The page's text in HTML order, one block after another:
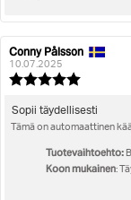
Arvostelun
kirjoittaja:
Conny Pålsson
10.07.2025
5.0
5:sta
Arvostelun
teksti:
Sopii täydellisesti
Tämä on automaattinen
Tuotevaihtoehto:
Koon mukainen: